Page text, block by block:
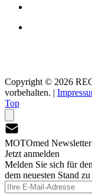
Copyright © 2026
vorbehalten. |
Top
MOTOmed Newsletter
Jetzt anmelden
Melden Sie sich für
dem neuesten Stand zu